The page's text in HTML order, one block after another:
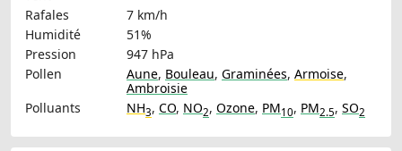
Rafales
7 km/h
Humidité
51%
Pression
947 hPa
Pollen
Aune, Bouleau, Graminées, Armoise,
Ambroisie
Polluants
NH3, CO, NO2, Ozone, PM10, PM2.5, SO2